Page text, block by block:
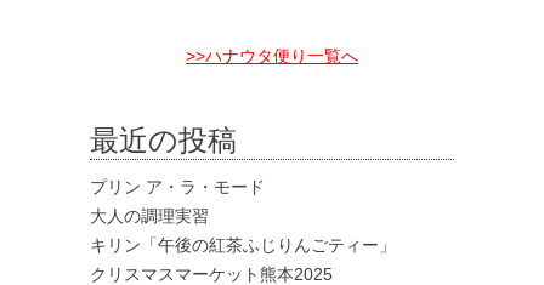
>>ハナウタ便り一覧へ
最近の投稿
プリン ア・ラ・モード
大人の調理実習
キリン「午後の紅茶ふじりんごティー」
クリスマスマーケット熊本2025